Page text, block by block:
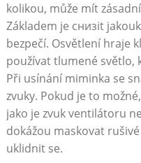
kolikou, může mít
Základem je снизit
bezpečí. Osvětlení hraje
používat tlumené světlo,
Při usínání miminka se
zvuky. Pokud je to
jako je zvuk ventilátoru
dokážou maskovat
uklidnit se.